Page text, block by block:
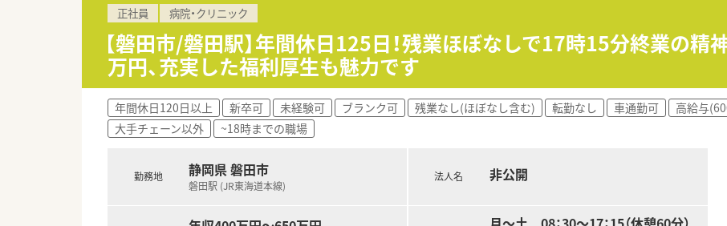
正社員 病院・クリニック
【磐田市/磐田駅】年間休日125日！残業ほぼなしで17時15分終業の精
万円、充実した福利厚生も魅力です
年間休日120日以上 新卒可 未経験可 ブランク可 残業なし(ほぼなし含む) 転勤なし 車通勤可 高給与
大手チェーン以外
~18時までの職場
勤務地 静岡県 磐田市
磐田駅 (JR東海道本線)
法人名 非公開